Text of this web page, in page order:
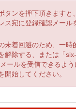
タンを押下頂きますと
ス宛に登録確認メール
未着回避のため、一時
解除する、または「six-
ールを受信できるよう
開始してください。